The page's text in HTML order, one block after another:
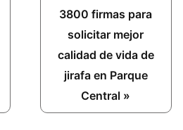
Post:
3800 firmas para
solicitar mejor
calidad de vida de
jirafa en Parque
Central »